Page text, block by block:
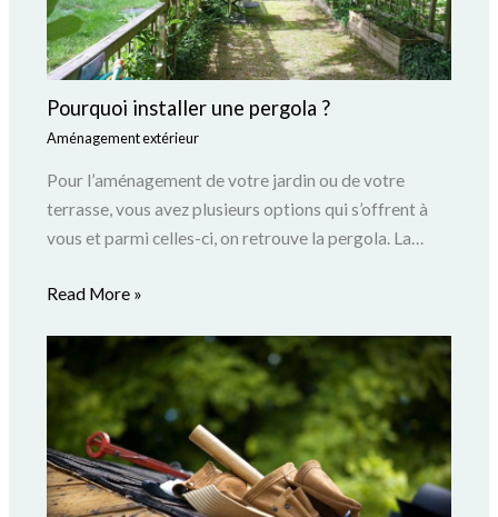
Pourquoi installer une pergola ?
Aménagement extérieur
Pour l’aménagement de votre jardin ou de votre
terrasse, vous avez plusieurs options qui s’offrent à
vous et parmi celles-ci, on retrouve la pergola. La…
Read More »